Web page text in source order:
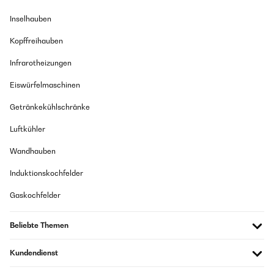
Inselhauben
Kopffreihauben
Infrarotheizungen
Eiswürfelmaschinen
Getränkekühlschränke
Luftkühler
Wandhauben
Induktionskochfelder
Gaskochfelder
Beliebte Themen
Kundendienst